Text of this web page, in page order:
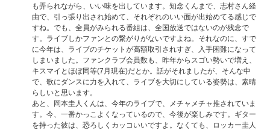
も弄られながら、いい味を出しています。知念くんまで、志村さん経
由で、引っ張り出され始めて、それぞれのいい面が出始めてる感じで
すね。でも、全員がみられる番組は、全国放送ではないのが残念で
す。ライブしかファンとの繋がりがないですよね。それなのに、すで
に今年は、ライブのチケットが高額取引されすぎ、入手困難になって
しまいました。ファンクラブ会員数も、昨年からスゴい勢いで増え、
キスマイとほぼ同等(7月現在)だとか。話がそれましたが、そんな中
で、歌にダンスに力を入れて、ライブを大切にしている姿勢は、素晴
らしいと思います。
あと、岡本圭人くんは、今年のライブで、メチャメチャ推されていま
す。今、一番かっこよくなっているので、今後が楽しみです。ギター
を持った彼は、恐ろしくカッコいいですよ。なくても、ロッカー圭人